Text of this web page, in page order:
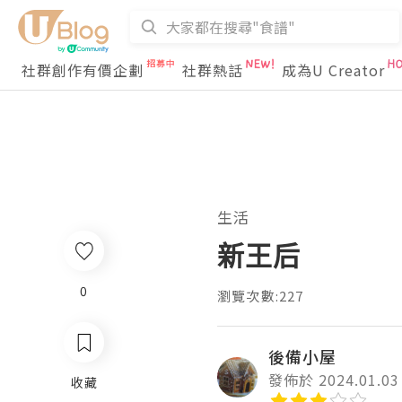
社群創作有價企劃 社群熱話 成為U Creator
生活
新王后
瀏覽次數:227
後備小屋
發佈於 2024.01.03
0
收藏